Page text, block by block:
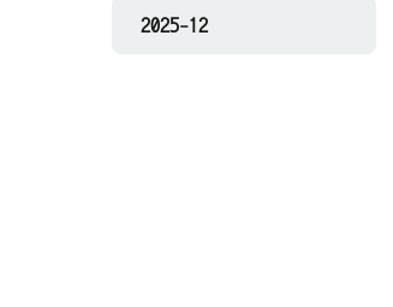
2025-12